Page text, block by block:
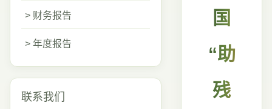
> 财务报告
> 年度报告
联系我们
国
“助
残